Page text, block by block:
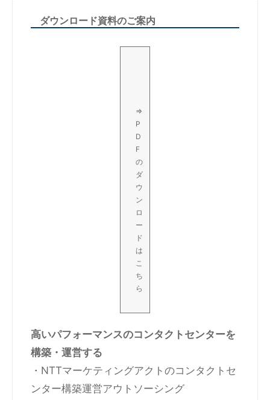
ダウンロード資料のご案内
⇒
P
D
F
の
ダ
ウ
ン
ロ
ー
ド
は
こ
ち
ら
高いパフォーマンスのコンタクトセンターを
構築・運営する
・NTTマーケティングアクトのコンタクトセ
ンター構築運営アウトソーシング